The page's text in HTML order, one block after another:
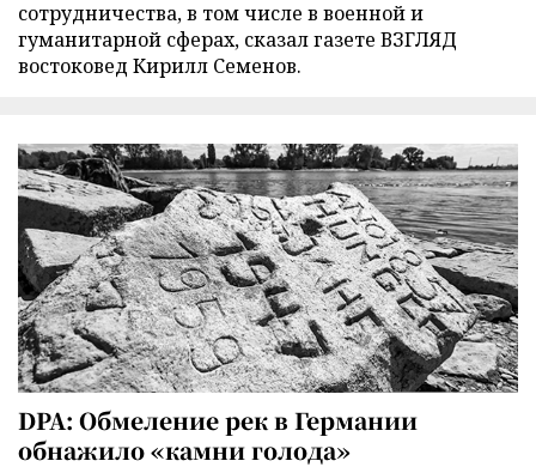
сотрудничества, в том числе в военной и
гуманитарной сферах, сказал газете ВЗГЛЯД
востоковед Кирилл Семенов.
DPA: Обмеление рек в Германии
обнажило «камни голода»